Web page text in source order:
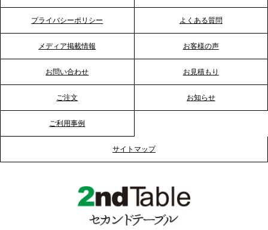
巻きケータリング」が紹介されました
2026.1.20
ーションを活性化
2025.12.12
事提供を実施へ
プライバシーポリシー よくある質問
メディア掲載情報 お客様の声
お問い合わせ お見積もり
ご注文 お知らせ
ご利用事例
サイトマップ